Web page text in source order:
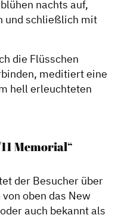
nachts auf,
und schließlich mit
die Flüsschen
meditiert eine
hell erleuchteten
Memorial“
der Besucher über
oben das New
auch bekannt als